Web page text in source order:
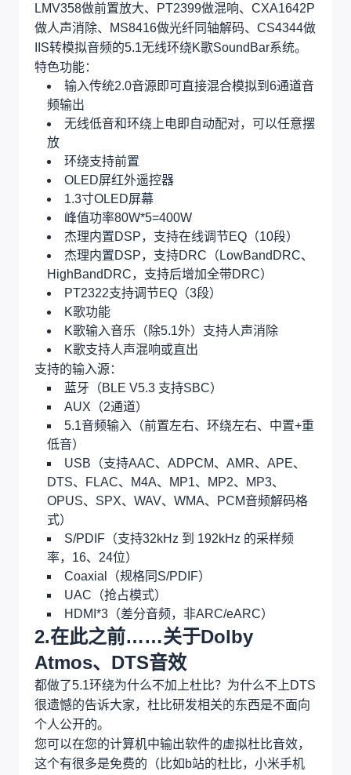
LMV358做前置放大、PT2399做混响、CXA1642P
做人声消除、MS8416做光纤同轴解码、CS4344做
IIS转模拟音频的5.1无线环绕K歌SoundBar系统。
特色功能：
输入传统2.0音源即可直接混合模拟到6通道音
频输出
无线低音和环绕上电即自动配对，可以任意摆
放
环绕支持前置
OLED屏红外遥控器
1.3寸OLED屏幕
峰值功率80W*5=400W
杰理内置DSP，支持在线调节EQ（10段）
杰理内置DSP，支持DRC（LowBandDRC、
HighBandDRC，支持后增加全带DRC）
PT2322支持调节EQ（3段）
K歌功能
K歌输入音乐（除5.1外）支持人声消除
K歌支持人声混响或直出
支持的输入源：
蓝牙（BLE V5.3 支持SBC）
AUX（2通道）
5.1音频输入（前置左右、环绕左右、中置+重
低音）
USB（支持AAC、ADPCM、AMR、APE、
DTS、FLAC、M4A、MP1、MP2、MP3、
OPUS、SPX、WAV、WMA、PCM音频解码格
式）
S/PDIF（支持32kHz 到 192kHz 的采样频
率，16、24位）
Coaxial（规格同S/PDIF）
UAC（抢占模式）
HDMI*3（差分音频，非ARC/eARC）
2.在此之前……关于Dolby
Atmos、DTS音效
都做了5.1环绕为什么不加上杜比？为什么不上DTS
很遗憾的告诉大家，杜比研发相关的东西是不面向
个人公开的。
您可以在您的计算机中输出软件的虚拟杜比音效，
这个有很多是免费的（比如b站的杜比，小米手机